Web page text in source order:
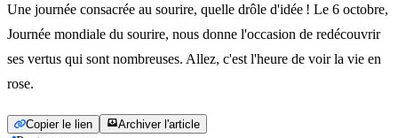
Une journée consacrée au sourire, quelle drôle d'idée ! Le 6 octobre,
Journée mondiale du sourire, nous donne l'occasion de redécouvrir
ses vertus qui sont nombreuses. Allez, c'est l'heure de voir la vie en
rose.
Copier le lien Archiver l'article